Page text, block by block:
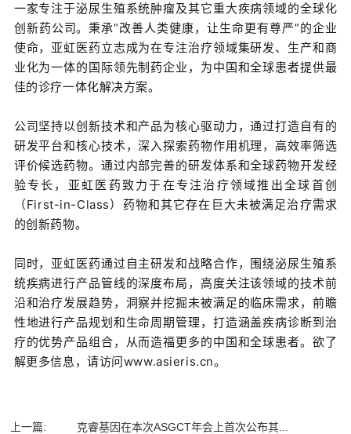
一家专注于泌尿生殖系统肿瘤及其它重大疾病领域的全球化
创新药公司。秉承“改善人类健康，让生命更有尊严”的企业
使命，亚虹医药立志成为在专注治疗领域集研发、生产和商
业化为一体的国际领先制药企业，为中国和全球患者提供最
佳的诊疗一体化解决方案。
公司坚持以创新技术和产品为核心驱动力，通过打造自有的
研发平台和核心技术，深入探索药物作用机理，高效率筛选
评价候选药物。通过内部完善的研发体系和全球药物开发经
验专长，亚虹医药致力于在专注治疗领域推出全球首创
（First-in-Class）药物和其它存在巨大未被满足治疗需求
的创新药物。
同时，亚虹医药通过自主研发和战略合作，围绕泌尿生殖系
统疾病进行产品管线的深度布局，高度关注该领域的技术前
沿和治疗发展趋势，洞察并挖掘未被满足的临床需求，前瞻
性地进行产品规划和生命周期管理，打造涵盖疾病诊断到治
疗的优势产品组合，从而造福更多的中国和全球患者。欲了
解更多信息，请访问www.asieris.cn。
上一篇: 克睿基因在本次ASGCT年会上首次公布其...